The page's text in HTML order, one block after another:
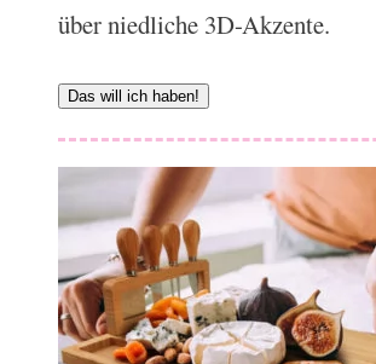
über niedliche 3D-Akzente.
Das will ich haben!